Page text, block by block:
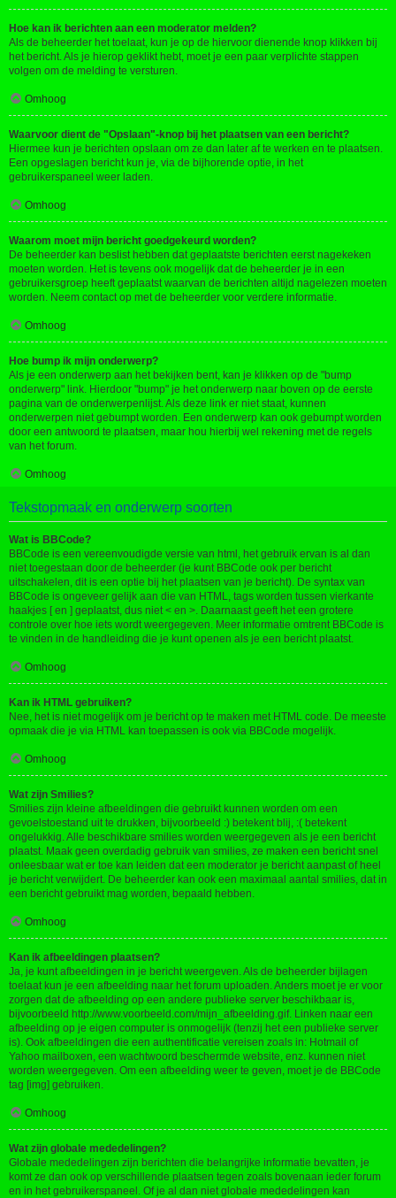
Hoe kan ik berichten aan een moderator melden?
Als de beheerder het toelaat, kun je op de hiervoor dienende knop klikken bij
het bericht. Als je hierop geklikt hebt, moet je een paar verplichte stappen
volgen om de melding te versturen.
Omhoog
Waarvoor dient de "Opslaan"-knop bij het plaatsen van een bericht?
Hiermee kun je berichten opslaan om ze dan later af te werken en te plaatsen.
Een opgeslagen bericht kun je, via de bijhorende optie, in het
gebruikerspaneel weer laden.
Omhoog
Waarom moet mijn bericht goedgekeurd worden?
De beheerder kan beslist hebben dat geplaatste berichten eerst nagekeken
moeten worden. Het is tevens ook mogelijk dat de beheerder je in een
gebruikersgroep heeft geplaatst waarvan de berichten altijd nagelezen moeten
worden. Neem contact op met de beheerder voor verdere informatie.
Omhoog
Hoe bump ik mijn onderwerp?
Als je een onderwerp aan het bekijken bent, kan je klikken op de "bump
onderwerp" link. Hierdoor "bump" je het onderwerp naar boven op de eerste
pagina van de onderwerpenlijst. Als deze link er niet staat, kunnen
onderwerpen niet gebumpt worden. Een onderwerp kan ook gebumpt worden
door een antwoord te plaatsen, maar hou hierbij wel rekening met de regels
van het forum.
Omhoog
Tekstopmaak en onderwerp soorten
Wat is BBCode?
BBCode is een vereenvoudigde versie van html, het gebruik ervan is al dan
niet toegestaan door de beheerder (je kunt BBCode ook per bericht
uitschakelen, dit is een optie bij het plaatsen van je bericht). De syntax van
BBCode is ongeveer gelijk aan die van HTML, tags worden tussen vierkante
haakjes [ en ] geplaatst, dus niet < en >. Daarnaast geeft het een grotere
controle over hoe iets wordt weergegeven. Meer informatie omtrent BBCode is
te vinden in de handleiding die je kunt openen als je een bericht plaatst.
Omhoog
Kan ik HTML gebruiken?
Nee, het is niet mogelijk om je bericht op te maken met HTML code. De meeste
opmaak die je via HTML kan toepassen is ook via BBCode mogelijk.
Omhoog
Wat zijn Smilies?
Smilies zijn kleine afbeeldingen die gebruikt kunnen worden om een
gevoelstoestand uit te drukken, bijvoorbeeld :) betekent blij, :( betekent
ongelukkig. Alle beschikbare smilies worden weergegeven als je een bericht
plaatst. Maak geen overdadig gebruik van smilies, ze maken een bericht snel
onleesbaar wat er toe kan leiden dat een moderator je bericht aanpast of heel
je bericht verwijdert. De beheerder kan ook een maximaal aantal smilies, dat in
een bericht gebruikt mag worden, bepaald hebben.
Omhoog
Kan ik afbeeldingen plaatsen?
Ja, je kunt afbeeldingen in je bericht weergeven. Als de beheerder bijlagen
toelaat kun je een afbeelding naar het forum uploaden. Anders moet je er voor
zorgen dat de afbeelding op een andere publieke server beschikbaar is,
bijvoorbeeld http://www.voorbeeld.com/mijn_afbeelding.gif. Linken naar een
afbeelding op je eigen computer is onmogelijk (tenzij het een publieke server
is). Ook afbeeldingen die een authentificatie vereisen zoals in: Hotmail of
Yahoo mailboxen, een wachtwoord beschermde website, enz. kunnen niet
worden weergegeven. Om een afbeelding weer te geven, moet je de BBCode
tag [img] gebruiken.
Omhoog
Wat zijn globale mededelingen?
Globale mededelingen zijn berichten die belangrijke informatie bevatten, je
komt ze dan ook op verschillende plaatsen tegen zoals bovenaan ieder forum
en in het gebruikerspaneel. Of je al dan niet globale mededelingen kan